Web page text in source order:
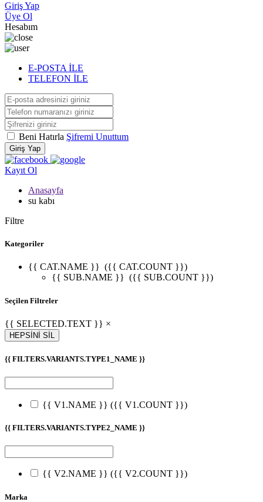
Giriş Yap
Üye Ol
Hesabım
E-POSTA İLE
TELEFON İLE
Beni Hatırla Şifremi Unuttum
Giriş Yap
Kayıt Ol
Anasayfa
su kabı
Filtre
Kategoriler
{{ CAT.NAME }} ({{ CAT.COUNT }})
{{ SUB.NAME }} ({{ SUB.COUNT }})
Seçilen Filtreler
{{ SELECTED.TEXT }} ×
HEPSİNİ SİL
{{ FILTERS.VARIANTS.TYPE1_NAME }}
{{ V1.NAME }} ({{ V1.COUNT }})
{{ FILTERS.VARIANTS.TYPE2_NAME }}
{{ V2.NAME }} ({{ V2.COUNT }})
Marka